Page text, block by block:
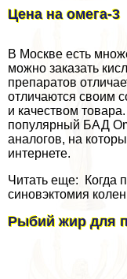
Цена на омега-3
В Москве есть
можно заказать
препаратов
отличаются своим
и качеством
популярный БАД
аналогов, на
интернете.
Читать еще: Когда
синовэктомия
Рыбий жир для